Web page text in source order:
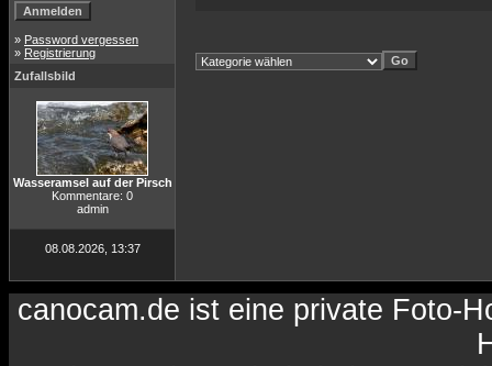
» Password vergessen
» Registrierung
Zufallsbild
Wasseramsel auf der Pirsch
Kommentare: 0
admin
08.08.2026, 13:37
canocam.de ist eine private Foto-